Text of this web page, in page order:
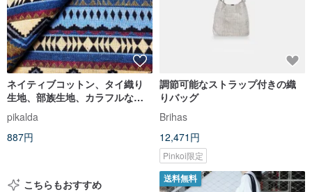
ネイティブコットン、タイ織り
生地、部族生地、カラフルなネ
イティブ生地、手工芸品生地、
テキスタイル1/2ヤード
pikalda
887円
調節可能なストラップ付きの織
りバッグ
Brihas
12,471円
Pinkoi限定
こちらもおすすめ 送料無料